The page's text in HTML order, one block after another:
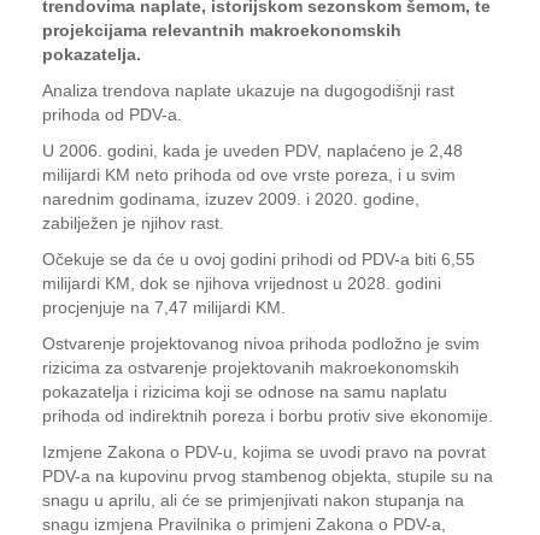
trendovima naplate, istorijskom sezonskom šemom, te
projekcijama relevantnih makroekonomskih
pokazatelja.
Analiza trendova naplate ukazuje na dugogodišnji rast
prihoda od PDV-a.
U 2006. godini, kada je uveden PDV, naplaćeno je 2,48
milijardi KM neto prihoda od ove vrste poreza, i u svim
narednim godinama, izuzev 2009. i 2020. godine,
zabilježen je njihov rast.
Očekuje se da će u ovoj godini prihodi od PDV-a biti 6,55
milijardi KM, dok se njihova vrijednost u 2028. godini
procjenjuje na 7,47 milijardi KM.
Ostvarenje projektovanog nivoa prihoda podložno je svim
rizicima za ostvarenje projektovanih makroekonomskih
pokazatelja i rizicima koji se odnose na samu naplatu
prihoda od indirektnih poreza i borbu protiv sive ekonomije.
Izmjene Zakona o PDV-u, kojima se uvodi pravo na povrat
PDV-a na kupovinu prvog stambenog objekta, stupile su na
snagu u aprilu, ali će se primjenjivati nakon stupanja na
snagu izmjena Pravilnika o primjeni Zakona o PDV-a,